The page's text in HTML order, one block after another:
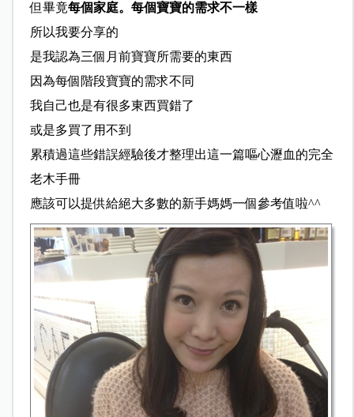
但畢竟每個家庭。每個寶寶的需求不一樣
所以我要分享的
是我認為三個月前寶寶所需要的東西
因為每個階段寶寶的需求不同
我自己也是有很多東西買錯了
或是多買了用不到
累積過這些錯誤經驗後才整理出這一篇嘔心瀝血的完全
老木手冊
應該可以提供給絕大多數的新手媽媽一個參考值啦^^